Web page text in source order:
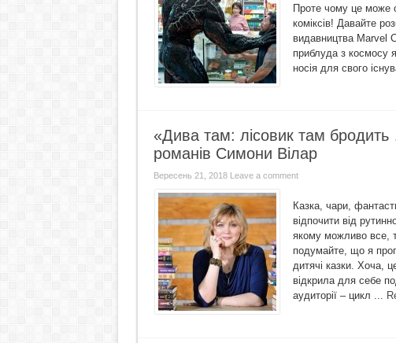
Проте чому це може
коміксів! Давайте
видавництва Marvel
приблуда з космосу
носія для свого
«Дива там: лісовик там
романів Симони Вілар
Вересень 21, 2018 Leave a comment
Казка, чари,
відпочити від
якому можливо все,
подумайте, що я
дитячі казки. Хоча,
відкрила для себе
аудиторії – цикл ...